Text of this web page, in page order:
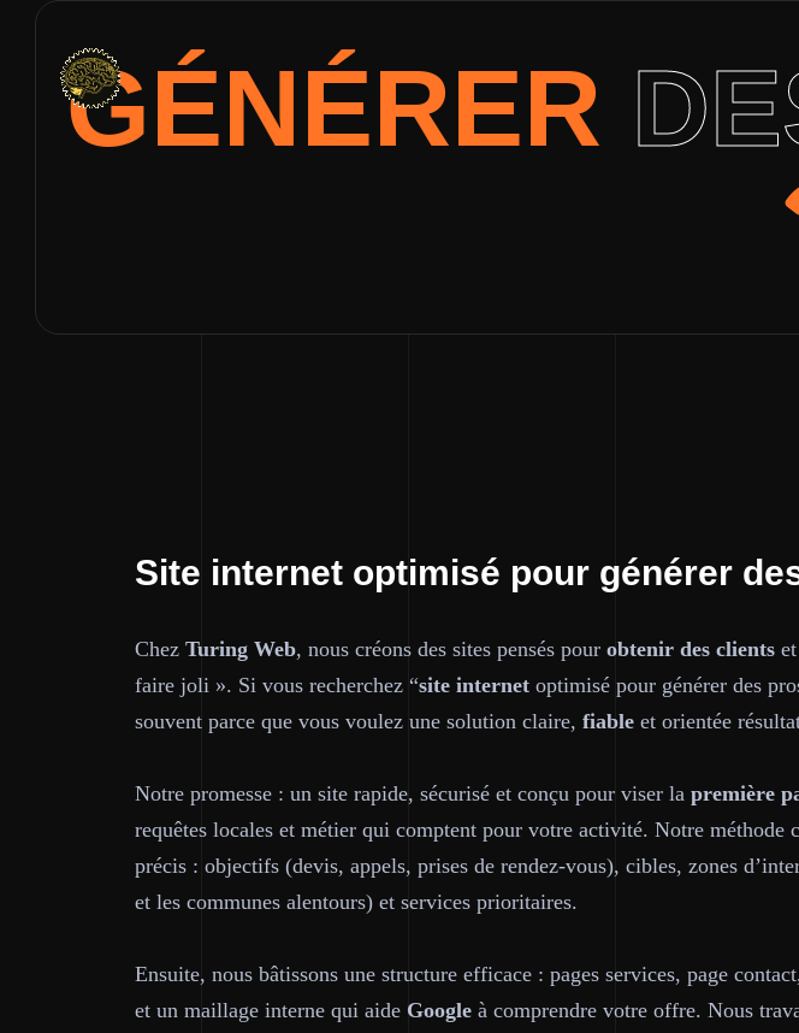
GÉNÉRER
Site internet optimisé pour générer
Chez Turing Web, nous créons des sites pensés pour obtenir des clients
faire joli ». Si vous recherchez “site internet optimisé pour générer des
souvent parce que vous voulez une solution claire, fiable et orientée
Notre promesse : un site rapide, sécurisé et conçu pour viser la première
requêtes locales et métier qui comptent pour votre activité. Notre méthode
précis : objectifs (devis, appels, prises de rendez-vous), cibles, zones
et les communes alentours) et services prioritaires.
Ensuite, nous bâtissons une structure efficace : pages services, page
et un maillage interne qui aide Google à comprendre votre offre. Nous